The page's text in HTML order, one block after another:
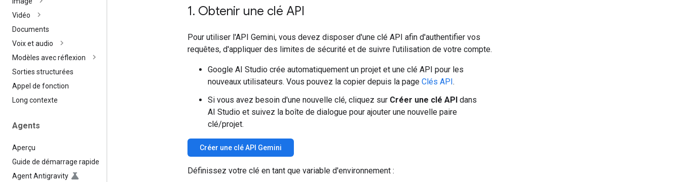
Vidéo
Documents
Voix et audio
Modèles avec réflexion
Sorties structurées
Appel de fonction
Long contexte
Agents
Aperçu
Guide de démarrage rapide
Agent Antigravity
1. Obtenir une clé API
Pour utiliser l'API Gemini, vous devez disposer d'une clé API afin d'authentifier vos
requêtes, d'appliquer des limites de sécurité et de suivre l'utilisation de votre compte.
Google AI Studio crée automatiquement un projet et une clé API pour les
nouveaux utilisateurs. Vous pouvez la copier depuis la page Clés API.
Si vous avez besoin d'une nouvelle clé, cliquez sur Créer une clé API dans
AI Studio et suivez la boîte de dialogue pour ajouter une nouvelle paire
clé/projet.
Créer une clé API Gemini
Définissez votre clé en tant que variable d'environnement :